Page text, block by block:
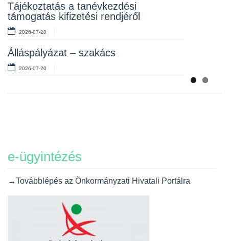
Tájékoztatás a tanévkezdési
támogatás kifizetési rendjéről
2026-07-20
Álláspályázat – szakács
2026-07-20
2026-07-06
e-ügyintézés
→Továbblépés az Önkormányzati Hivatali Portálra